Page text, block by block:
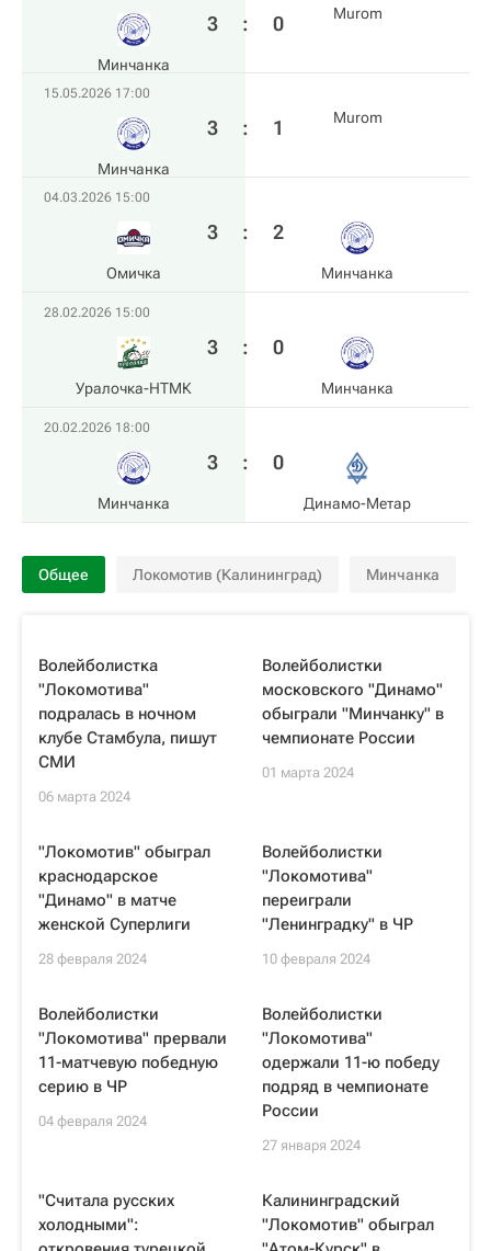
Минчанка
3 : 0 Murom
15.05.2026 17:00
Минчанка
3 : 1 Murom
04.03.2026 15:00
Омичка
3 : 2
Минчанка
28.02.2026 15:00
Уралочка-НТМК
3 : 0
Минчанка
20.02.2026 18:00
Минчанка
3 : 0
Динамо-Метар
Общее Локомотив (Калининград) Минчанка
Волейболистка
"Локомотива"
подралась в ночном
клубе Стамбула, пишут
СМИ
06 марта 2024
Волейболистки
московского "Динамо"
обыграли "Минчанку" в
чемпионате России
01 марта 2024
"Локомотив" обыграл
краснодарское
"Динамо" в матче
женской Суперлиги
28 февраля 2024
Волейболистки
"Локомотива"
переиграли
"Ленинградку" в ЧР
10 февраля 2024
Волейболистки
"Локомотива" прервали
11-матчевую победную
серию в ЧР
04 февраля 2024
Волейболистки
"Локомотива"
одержали 11-ю победу
подряд в чемпионате
России
27 января 2024
"Считала русских
холодными":
Калининградский
"Локомотив" обыграл